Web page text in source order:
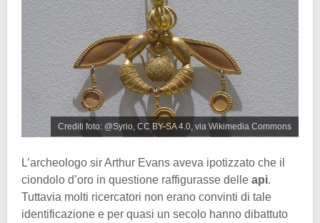
Crediti foto: @Syrio, CC BY-SA 4.0, via Wikimedia Commons
L’archeologo sir Arthur Evans aveva ipotizzato che il
ciondolo d’oro in questione raffigurasse delle api.
Tuttavia molti ricercatori non erano convinti di tale
identificazione e per quasi un secolo hanno dibattuto